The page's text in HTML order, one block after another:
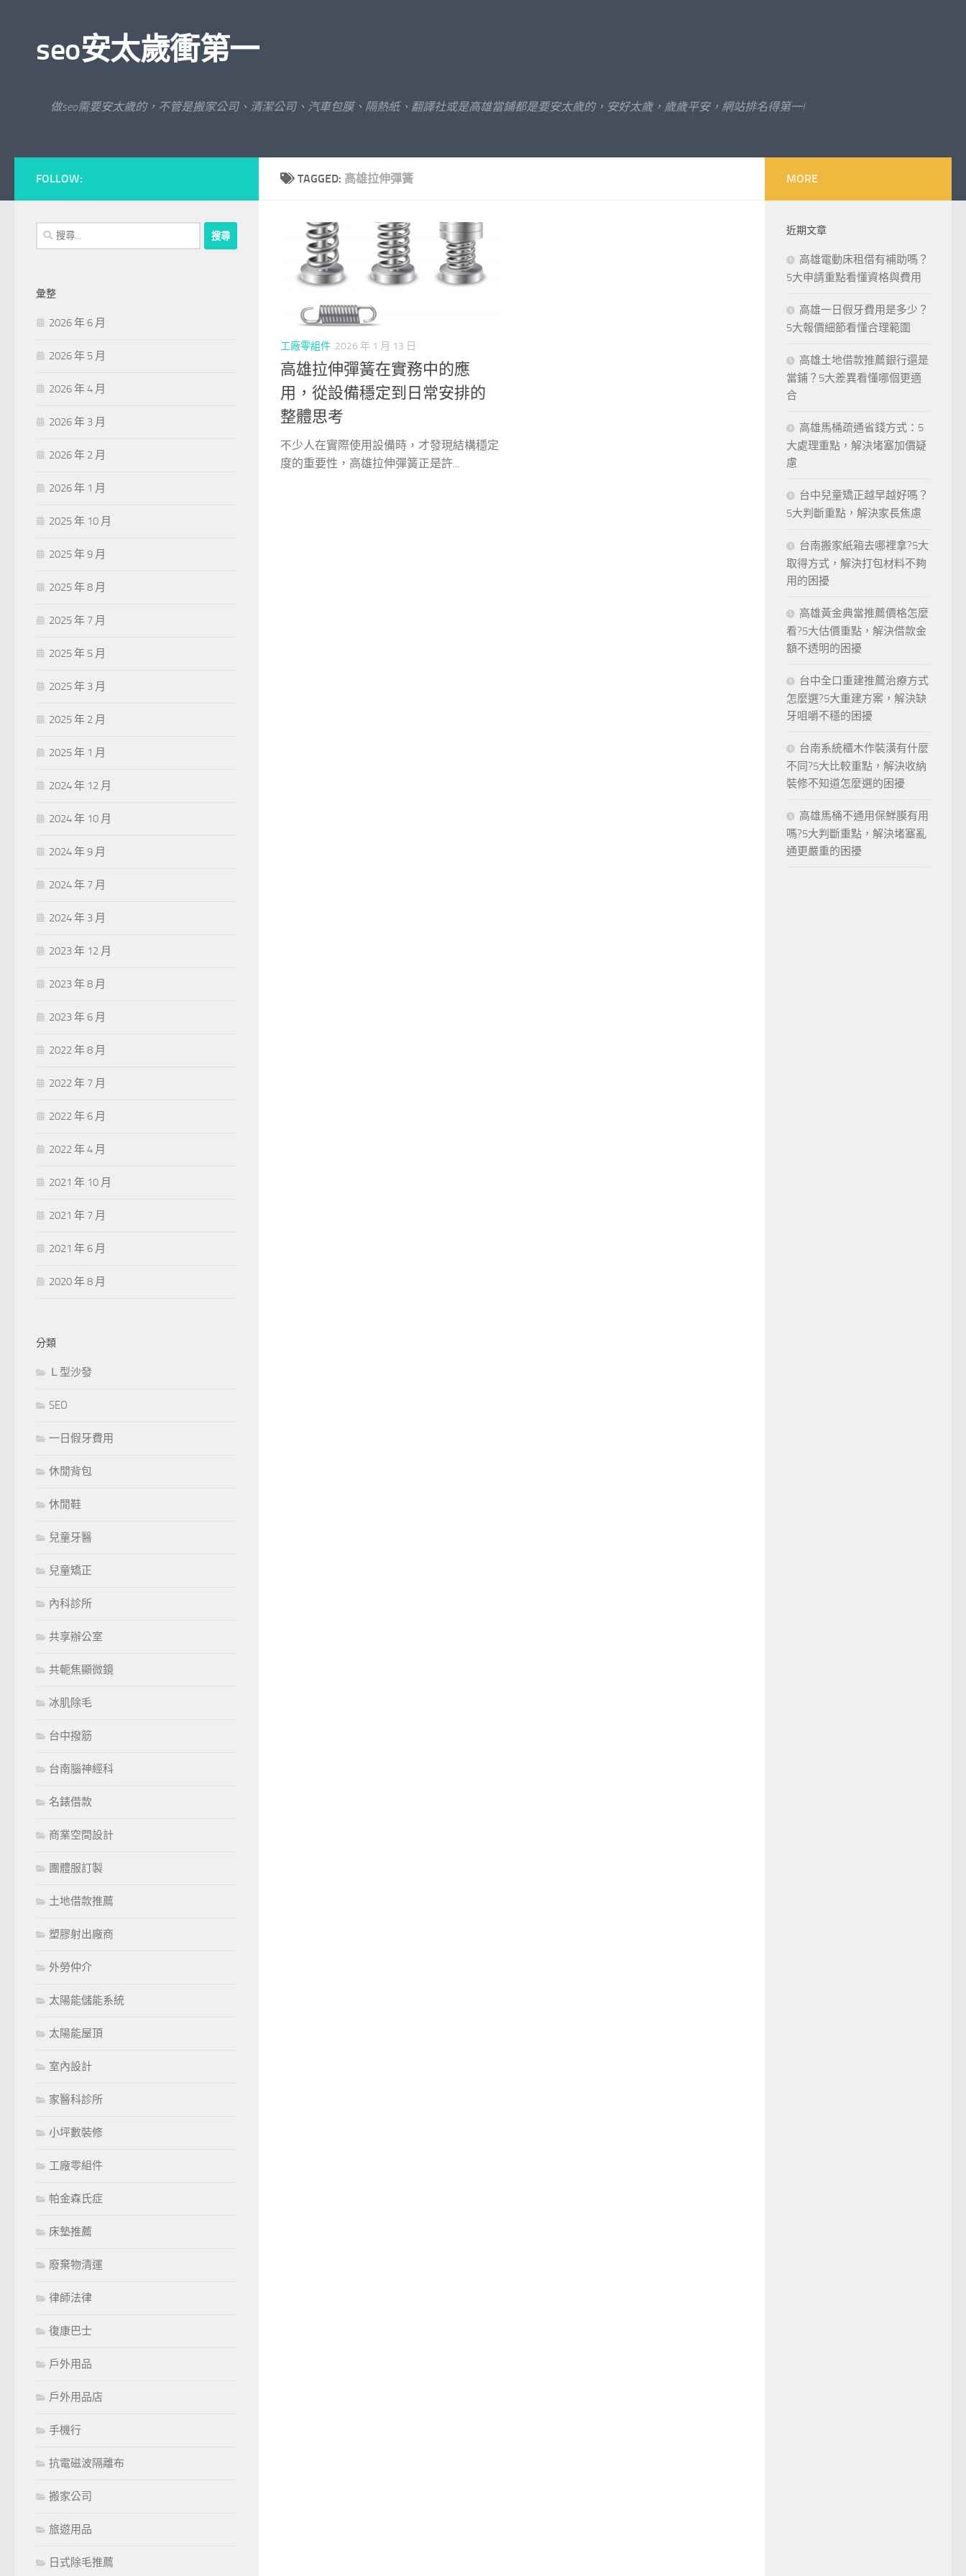
seo安太歲衝第一
做seo需要安太歲的，不管是搬家公司、清潔公司、汽車包膜、隔熱紙、翻譯社或是高雄當鋪都是要安太歲的，安好太歲，歲歲平安，網站排名得第一!
TAGGED: 高雄拉伸彈簧
工廠零組件 2026 年 1 月 13 日
高雄拉伸彈簧在實務中的應
用，從設備穩定到日常安排的
整體思考
不少人在實際使用設備時，才發現結構穩定
度的重要性，高雄拉伸彈簧正是許...
FOLLOW:
搜
尋
字:
彙整
2026 年 6 月
2026 年 5 月
2026 年 4 月
2026 年 3 月
2026 年 2 月
2026 年 1 月
2025 年 10 月
2025 年 9 月
2025 年 8 月
2025 年 7 月
2025 年 5 月
2025 年 3 月
2025 年 2 月
2025 年 1 月
2024 年 12 月
2024 年 10 月
2024 年 9 月
2024 年 7 月
2024 年 3 月
2023 年 12 月
2023 年 8 月
2023 年 6 月
2022 年 8 月
2022 年 7 月
2022 年 6 月
2022 年 4 月
2021 年 10 月
2021 年 7 月
2021 年 6 月
2020 年 8 月
分類
Ｌ型沙發
SEO
一日假牙費用
休閒背包
休閒鞋
兒童牙醫
兒童矯正
內科診所
共享辦公室
共軛焦顯微鏡
冰肌除毛
台中撥筋
台南腦神經科
名錶借款
商業空間設計
團體服訂製
土地借款推薦
塑膠射出廠商
外勞仲介
太陽能儲能系統
太陽能屋頂
室內設計
家醫科診所
小坪數裝修
工廠零組件
帕金森氏症
床墊推薦
廢棄物清運
律師法律
復康巴士
戶外用品
戶外用品店
手機行
抗電磁波隔離布
搬家公司
旅遊用品
日式除毛推薦
MORE
近期文章
高雄電動床租借有補助嗎？
5大申請重點看懂資格與費用
高雄一日假牙費用是多少？
5大報價細節看懂合理範圍
高雄土地借款推薦銀行還是
當鋪？5大差異看懂哪個更適
合
高雄馬桶疏通省錢方式：5
大處理重點，解決堵塞加價疑
慮
台中兒童矯正越早越好嗎？
5大判斷重點，解決家長焦慮
台南搬家紙箱去哪裡拿?5大
取得方式，解決打包材料不夠
用的困擾
高雄黃金典當推薦價格怎麼
看?5大估價重點，解決借款金
額不透明的困擾
台中全口重建推薦治療方式
怎麼選?5大重建方案，解決缺
牙咀嚼不穩的困擾
台南系統櫃木作裝潢有什麼
不同?5大比較重點，解決收納
裝修不知道怎麼選的困擾
高雄馬桶不通用保鮮膜有用
嗎?5大判斷重點，解決堵塞亂
通更嚴重的困擾